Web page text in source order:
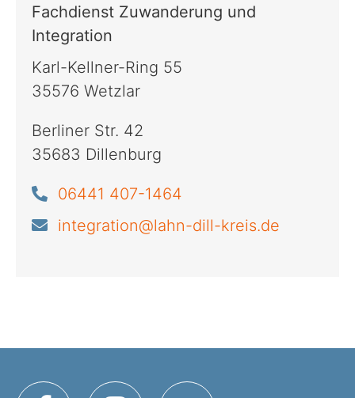
Fachdienst Zuwanderung und
Integration
Karl-Kellner-Ring 55
35576 Wetzlar
Berliner Str. 42
35683 Dillenburg
06441 407-1464
integration@lahn-dill-kreis.de